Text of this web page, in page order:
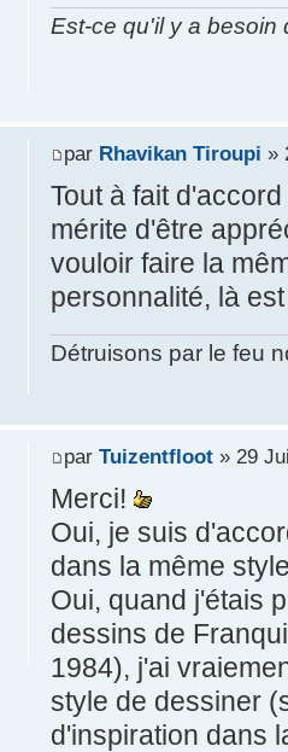
Est-ce qu'il y a besoin
par Rhavikan Tiroupi »
Tout à fait
mérite d'être
vouloir faire la
personnalité, là
Détruisons par le feu
par Tuizentfloot» 29
Merci!
Oui, je suis
dans la même
Oui, quand j'étais
dessins de
1984), j'ai
style de dessiner
d'inspiration dans